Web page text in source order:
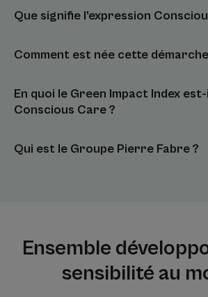
Que signifie l’expression
Comment est née cette
En quoi le Green Impact Index
Conscious Care ?
Qui est le Groupe Pierre Fabre ?
Ensemble
sensibilité au